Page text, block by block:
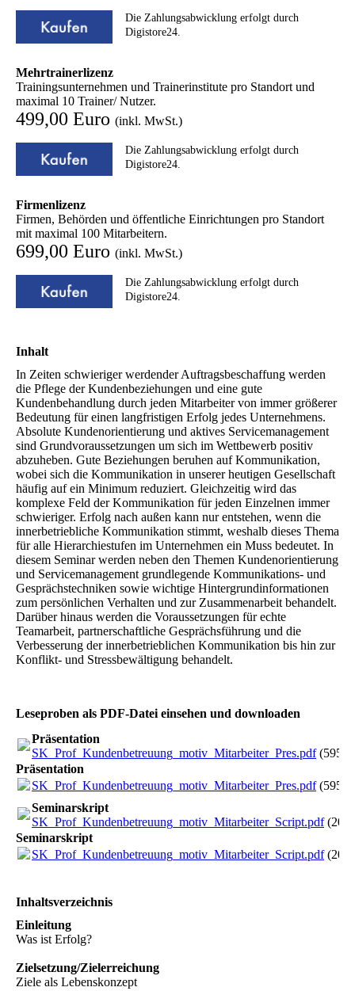
Die Zahlungsabwicklung erfolgt durch
Digistore24.
Mehrtrainerlizenz
Trainingsunternehmen und Trainerinstitute pro Standort und
maximal 10 Trainer/ Nutzer.
499,00 Euro (inkl. MwSt.)
Die Zahlungsabwicklung erfolgt durch
Digistore24.
Firmenlizenz
Firmen, Behörden und öffentliche Einrichtungen pro Standort
mit maximal 100 Mitarbeitern.
699,00 Euro (inkl. MwSt.)
Die Zahlungsabwicklung erfolgt durch
Digistore24.
Inhalt
In Zeiten schwieriger werdender Auftragsbeschaffung werden
die Pflege der Kundenbeziehungen und eine gute
Kundenbehandlung durch jeden Mitarbeiter von immer größerer
Bedeutung für einen langfristigen Erfolg jedes Unternehmens.
Absolute Kundenorientierung und aktives Servicemanagement
sind Grundvoraussetzungen um sich im Wettbewerb positiv
abzuheben. Gute Beziehungen beruhen auf Kommunikation,
wobei sich die Kommunikation in unserer heutigen Gesellschaft
häufig auf ein Minimum reduziert. Gleichzeitig wird das
komplexe Feld der Kommunikation für jeden Einzelnen immer
schwieriger. Erfolg nach außen kann nur entstehen, wenn die
innerbetriebliche Kommunikation stimmt, weshalb dieses Thema
für alle Hierarchiestufen im Unternehmen ein Muss bedeutet. In
diesem Seminar werden neben den Themen Kundenorientierung
und Servicemanagement grundlegende Kommunikations- und
Gesprächstechniken sowie wichtige Hintergrundinformationen
zum persönlichen Verhalten und zur Zusammenarbeit behandelt.
Darüber hinaus werden die Voraussetzungen für echte
Teamarbeit, partnerschaftliche Gesprächsführung und die
Verbesserung der innerbetrieblichen Kommunikation bis hin zur
Konflikt- und Stressbewältigung behandelt.
Leseproben als PDF-Datei einsehen und downloaden
Präsentation
SK_Prof_Kundenbetreuung_motiv_Mitarbeiter_Pres.pdf
Präsentation
SK_Prof_Kundenbetreuung_motiv_Mitarbeiter_Pres.pdf
Seminarskript
SK_Prof_Kundenbetreuung_motiv_Mitarbeiter_Script.pdf
Seminarskript
SK_Prof_Kundenbetreuung_motiv_Mitarbeiter_Script.pdf
Inhaltsverzeichnis
Einleitung
Was ist Erfolg?
Zielsetzung/Zielerreichung
Ziele als Lebenskonzept